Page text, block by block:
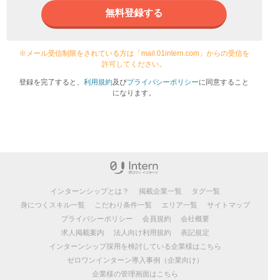
無料登録する
※メール受信制限をされている方は「mail.01intern.com」からの受信を
許可してください。
登録を完了すると、 利用規約及びプライバシーポリシーに同意すること
になります。
インターンシップとは？ 掲載企業一覧
タグ一覧
身につくスキル一覧
こだわり条件一覧 エリア一覧
サイトマップ
プライバシーポリシー
会員規約
会社概要
求人掲載案内
法人向け利用規約
表記規定
インターンシップ採用を検討している企業様はこちら
ゼロワンインターン導入事例（企業向け）
企業様の管理画面はこちら